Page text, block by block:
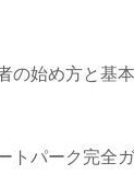
の始め方と基
トパーク完全